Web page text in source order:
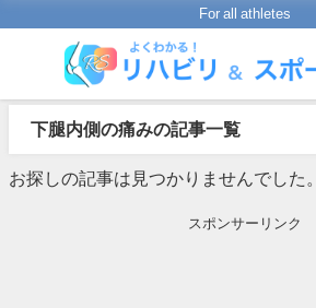
For all athletes
下腿内側の痛みの記事一覧
お探しの記事は見つかりませんでした。
スポンサーリンク